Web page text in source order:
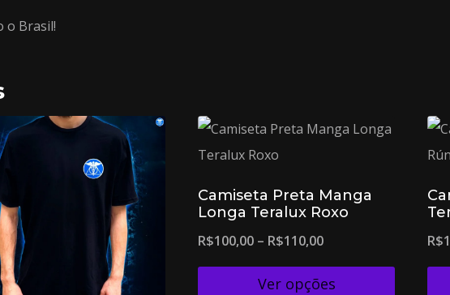
o Brasil!
Camiseta Preta Manga
Longa Teralux Roxo
R$100,00 – R$110,00
Ver opções
R$